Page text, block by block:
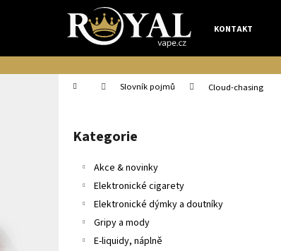
KONTAKT
Domů Slovník pojmů Cloud-chasing
Přeskočit
kategorie
Kategorie
Akce & novinky
Elektronické cigarety
Elektronické dýmky a doutníky
Gripy a mody
E-liquidy, náplně
í
k
Zpět
do
obchodu
Zpět
do
obchodu